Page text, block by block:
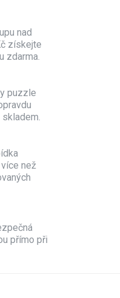
nad
získejte
zdarma.
puzzle
než
přímo při